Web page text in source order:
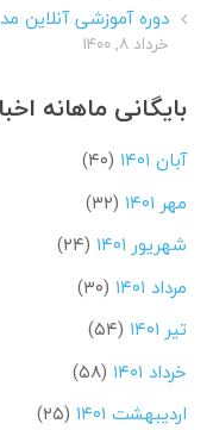
دوره آموزشی آنلاین
خرداد ۸, ۱۴۰۰
بایگانی ماهانه
آبان ۱۴۰۱
(۴۰)
مهر ۱۴۰۱
(۳۲)
شهریور ۱۴۰۱
(۲۴)
مرداد ۱۴۰۱
(۳۰)
تیر ۱۴۰۱
(۵۴)
خرداد ۱۴۰۱
(۵۸)
اردیبهشت ۱۴۰۱
(۲۵)